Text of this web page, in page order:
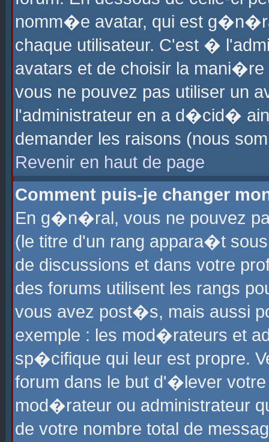
nomm�e avatar, qui est
chaque utilisateur. C'est �
avatars et de choisir la
vous ne pouvez pas utiliser un
l'administrateur en a d�cid�
demander les raisons (nous
Revenir en haut de page
Comment puis-je changer
En g�n�ral, vous ne pouvez
(le titre d'un rang appara�t
de discussions et dans votre
des forums utilisent les rangs
vous avez post�s, mais aussi
exemple : les mod�rateurs et
sp�cifique qui leur est propre.
forum dans le but d'�lever
mod�rateur ou administrateur
de votre nombre total de